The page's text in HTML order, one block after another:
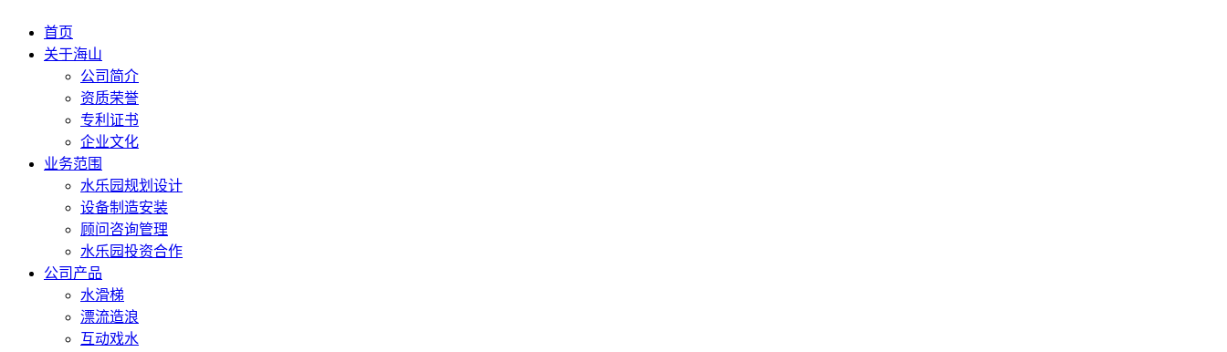
首页
关于海山
公司简介
资质荣誉
专利证书
企业文化
业务范围
水乐园规划设计
设备制造安装
顾问咨询管理
水乐园投资合作
公司产品
水滑梯
漂流造浪
互动戏水